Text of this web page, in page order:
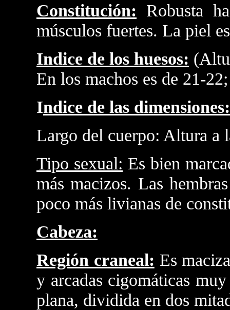
Constitución: Robusta
músculos fuertes. La piel
Indice de los huesos:
En los machos es de 21-
Indice de las dimensiones:
Largo del cuerpo: Altura a
Tipo sexual: Es bien
más macizos. Las
poco más livianas de
Cabeza:
Región craneal: Es
y arcadas cigomáticas
plana, dividida en dos